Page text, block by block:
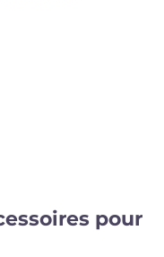
pour